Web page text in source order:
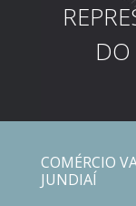
DO
COMÉRCIO
JUNDIAÍ